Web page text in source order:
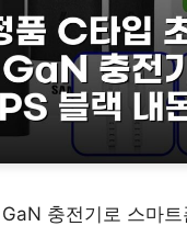
충전기로 스마